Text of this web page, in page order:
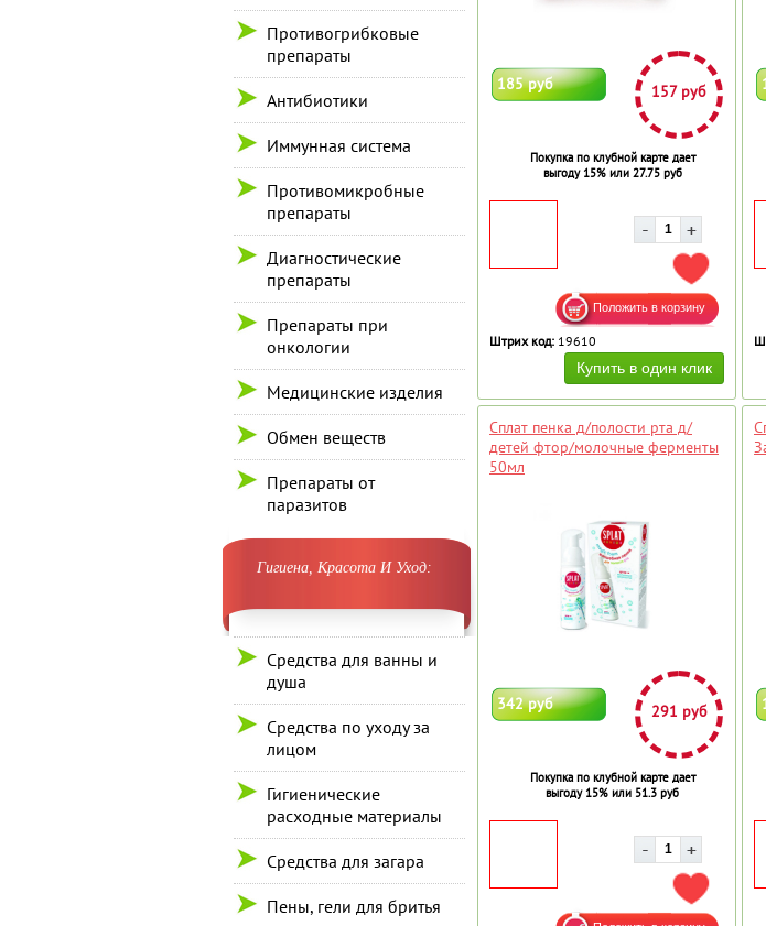
Противогрибковые
препараты
Антибиотики
Иммунная система
Противомикробные
препараты
Диагностические
препараты
Препараты при
онкологии
Медицинские изделия
Обмен веществ
Препараты от
паразитов
Гигиена, Красота И Уход:
Средства для ванны и
душа
Средства по уходу за
лицом
Гигиенические
расходные материалы
Средства для загара
Пены, гели для бритья
185 руб 157 руб
Покупка по клубной карте дает
выгоду 15% или 27.75 руб
ДОБАВИТЬ
Штрих код: 19610
Сплат пенка д/полости рта д/
детей фтор/молочные ферменты
50мл
342 руб 291 руб
Покупка по клубной карте дает
выгоду 15% или 51.3 руб
ДОБАВИТЬ